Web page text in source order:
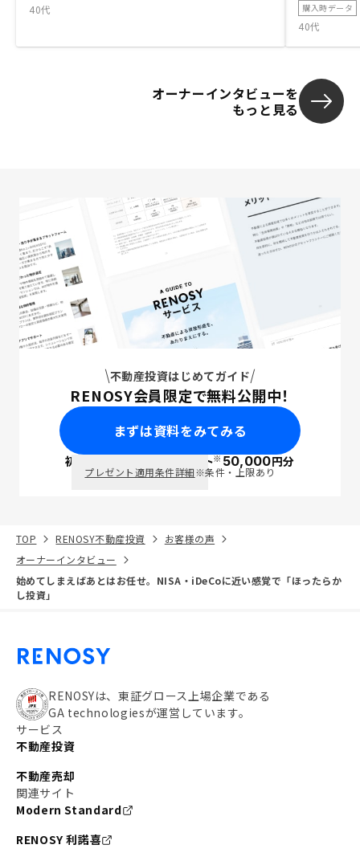
40代 購入時データ
40代
オーナーインタビューを
もっと見る
不動産投資はじめてガイド
RENOSY会員限定で無料公開中！
まずは資料をみてみる
初回面談で ポイント※50,000円分
プレゼント適用条件詳細※条件・上限あり
TOP RENOSY不動産投資
お客様の声
オーナーインタビュー
始めてしまえばあとはお任せ。NISA・iDeCoに近い感覚で「ほったらか
し投資」
RENOSYは、東証グロース上場企業である
GA technologiesが運営しています。
サービス
不動産投資
不動産売却
関連サイト
Modern Standard
RENOSY 利諾喜